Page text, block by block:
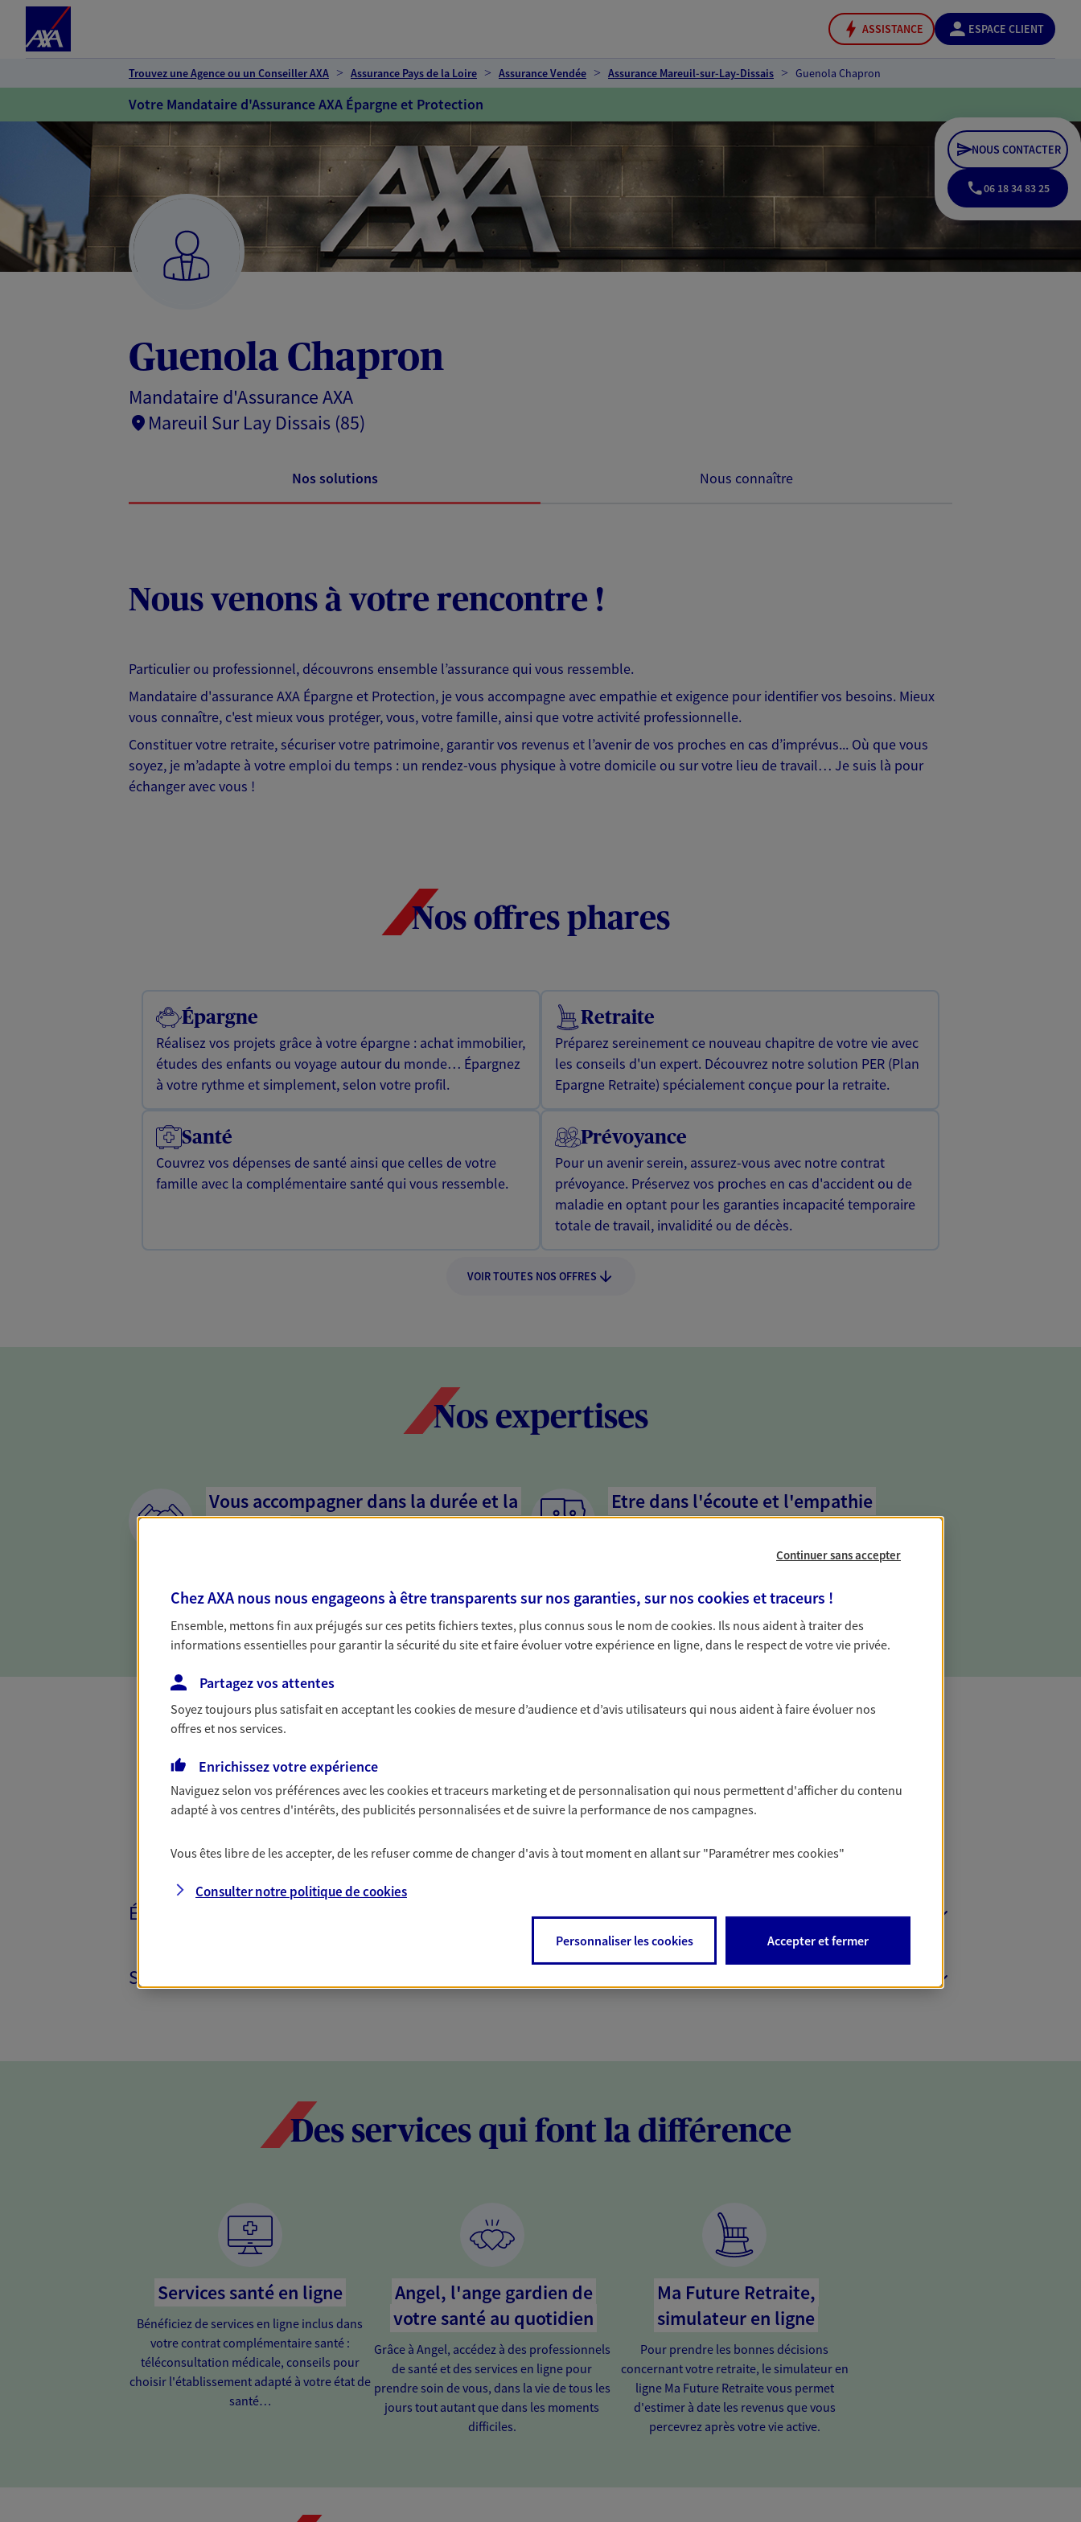
ASSISTANCE ESPACE CLIENT
Trouvez une Agence ou un Conseiller AXA Assurance Pays de la Loire Assurance Vendée Assurance Mareuil-sur-Lay-Dissais Guenola Chapron
Votre Mandataire d'Assurance AXA Épargne et Protection
Guenola Chapron
Mandataire d'Assurance AXA
Mareuil Sur Lay Dissais (85)
NOUS CONTACTER
06 18 34 83 25
Nos solutions Nous connaître
Nous venons à votre rencontre !
Particulier ou professionnel, découvrons ensemble l’assurance qui vous ressemble.
Mandataire d'assurance AXA Épargne et Protection, je vous accompagne avec empathie et exigence pour identifier vos besoins. Mieux
vous connaître, c'est mieux vous protéger, vous, votre famille, ainsi que votre activité professionnelle.
Constituer votre retraite, sécuriser votre patrimoine, garantir vos revenus et l’avenir de vos proches en cas d’imprévus... Où que vous
soyez, je m’adapte à votre emploi du temps : un rendez-vous physique à votre domicile ou sur votre lieu de travail… Je suis là pour
échanger avec vous !
Nos offres phares
Épargne
Réalisez vos projets grâce à votre épargne : achat immobilier,
études des enfants ou voyage autour du monde… Épargnez
à votre rythme et simplement, selon votre profil.
Retraite
Préparez sereinement ce nouveau chapitre de votre vie avec
les conseils d'un expert. Découvrez notre solution PER (Plan
Epargne Retraite) spécialement conçue pour la retraite.
Santé
Couvrez vos dépenses de santé ainsi que celles de votre
famille avec la complémentaire santé qui vous ressemble.
Prévoyance
Pour un avenir serein, assurez-vous avec notre contrat
prévoyance. Préservez vos proches en cas d'accident ou de
maladie en optant pour les garanties incapacité temporaire
totale de travail, invalidité ou de décès.
VOIR TOUTES NOS OFFRES
Nos expertises
Vous accompagner dans la durée et la
confiance
la confiance et la proximité. C'est en apprenant à vous
Etre dans l'écoute et l'empathie
mandataires mettent l'empathie au cœur de leurs échanges
en cas de difficultés.
ÉPARGNE ET RETRAITE
SANTÉ ET PRÉVOYANCE
Des services qui font la différence
Services santé en ligne
Bénéficiez de services en ligne inclus dans
votre contrat complémentaire santé :
téléconsultation médicale, conseils pour
choisir l'établissement adapté à votre état de
santé…
Angel, l'ange gardien de
votre santé au quotidien
Grâce à Angel, accédez à des professionnels
de santé et des services en ligne pour
prendre soin de vous, dans la vie de tous les
jours tout autant que dans les moments
difficiles.
Ma Future Retraite,
simulateur en ligne
Pour prendre les bonnes décisions
concernant votre retraite, le simulateur en
ligne Ma Future Retraite vous permet
d'estimer à date les revenus que vous
percevrez après votre vie active.
Continuer sans accepter
Chez AXA nous nous engageons à être transparents sur nos garanties, sur nos cookies et traceurs !
Ensemble, mettons fin aux préjugés sur ces petits fichiers textes, plus connus sous le nom decookies. Ils nous aident à traiter des
informations essentielles pour garantir la sécurité du site et faire évoluer votre expérience en ligne, dans le respect de votre vie privée.
Partagez vos attentes
Soyez toujours plus satisfait en acceptant lescookiesde mesure d’audience et d’avis utilisateurs qui nous aident à faire évoluer nos
offres et nos services.
Enrichissez votre expérience
Naviguez selon vos préférences avec lescookies et traceurs marketing et de personnalisation qui nous permettent d'afficher du contenu
adapté à vos centres d'intérêts, des publicités personnalisées et de suivre la performance de nos campagnes.
Vous êtes libre de les accepter, de les refuser comme de changer d'avis à tout moment en allant sur "Paramétrer mescookies"
Consulter notre politique decookies
Personnaliser les cookies Accepter et fermer